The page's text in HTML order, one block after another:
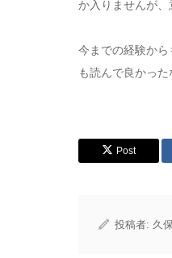
か入りませんが、
今までの経験か
も読んで良かった
Post
投稿者: 久